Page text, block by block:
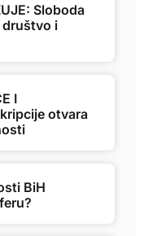
Sloboda
društvo i
I
otvara
BiH